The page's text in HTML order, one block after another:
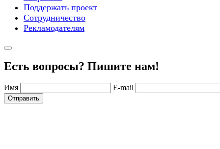
Поддержать проект
Сотрудничество
Рекламодателям
Есть вопросы? Пишите нам!
Имя E-mail